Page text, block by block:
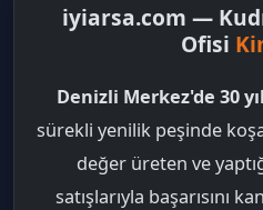
iyiarsa.com —
Ofisi
Denizli Merkez'de 30
sürekli yenilik peşinde
değer üreten ve
satışlarıyla başarısını